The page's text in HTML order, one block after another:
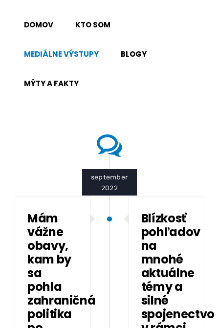
contentDOMOV KTO SOM
MEDIÁLNE VÝSTUPY BLOGY
MÝTY A FAKTY
september
2022
Mám
vážne
obavy,
kam by
sa
pohla
zahraničná
politika
Blízkosť
pohľadov
na
mnohé
aktuálne
témy a
silné
spojenectvo